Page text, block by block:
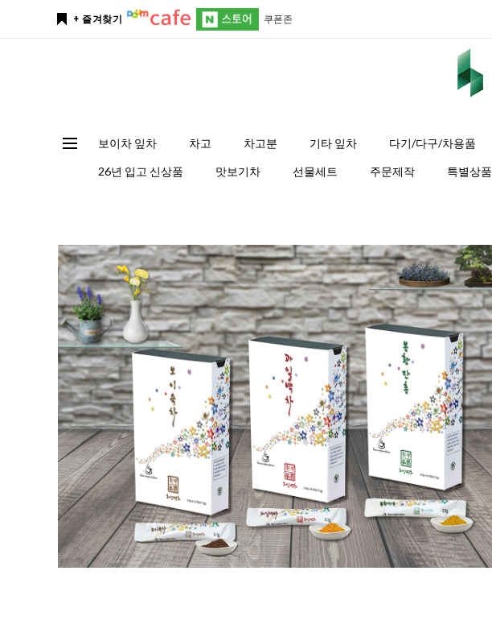
+ 즐겨찾기 쿠폰존
보이차 잎차 차고 차고분 기타 잎차 다기/다구/차용품
26년 입고 신상품 맛보기차 선물세트 주문제작 특별상품